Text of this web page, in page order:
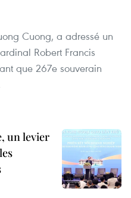
Cuong, a adressé un
Robert Francis
que 267e souverain
un levier